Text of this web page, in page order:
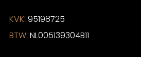
KVK: 95198725
BTW: NL005139304B11